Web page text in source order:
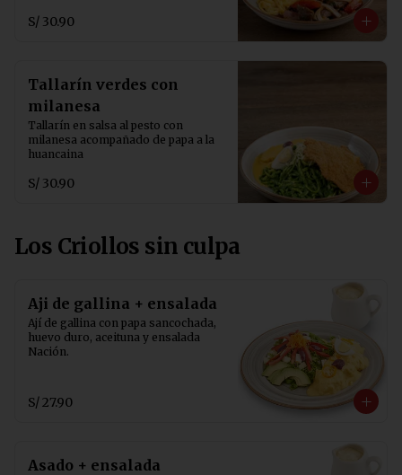
S/ 30.90
Tallarín verdes con
milanesa
Tallarín en salsa al pesto con
milanesa acompañado de papa a la
huancaina
S/ 30.90
Los Criollos sin culpa
Aji de gallina + ensalada
Ají de gallina con papa sancochada,
huevo duro, aceituna y ensalada
Nación.
S/ 27.90
Asado + ensalada